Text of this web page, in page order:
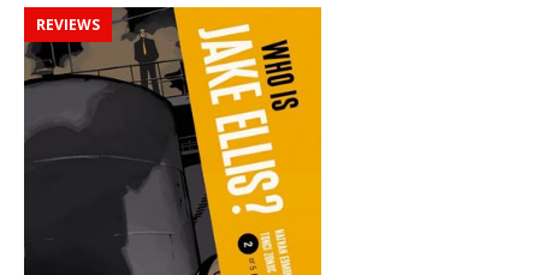
REVIEWS